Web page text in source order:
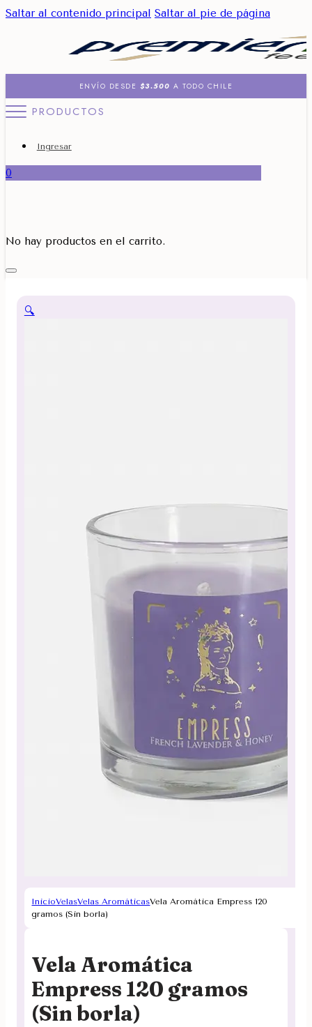
Saltar al contenido principal Saltar al pie de página
ENVÍO DESDE $3.500 A TODO CHILE
PRODUCTOS
Ingresar
0
No hay productos en el carrito.
🔍
InicioVelasVelas AromáticasVela Aromática Empress 120
gramos (Sin borla)
Vela Aromática
Empress 120 gramos
(Sin borla)